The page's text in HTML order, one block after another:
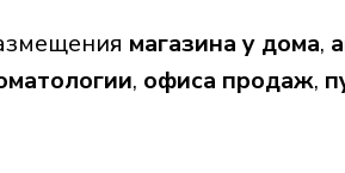
магазина у дома,
, офиса продаж,